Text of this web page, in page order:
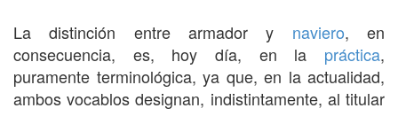
La distinción entre armador y naviero, en
consecuencia, es, hoy día, en la práctica,
puramente terminológica, ya que, en la actualidad,
ambos vocablos designan, indistintamente, al titular